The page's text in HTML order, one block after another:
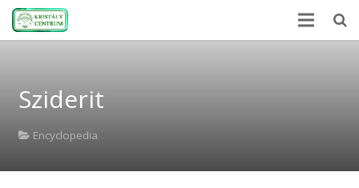
Encyclopedia
Mineral Power
Sziderit
Encyclopedia